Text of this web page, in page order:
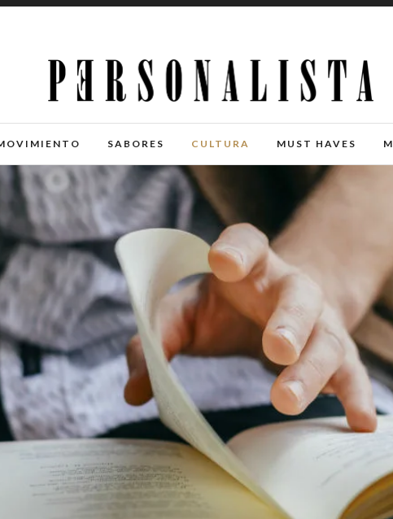
SABORES CULTURA MUST HAVES